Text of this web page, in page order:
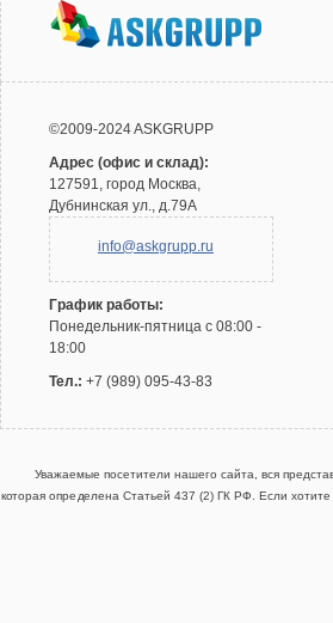
©2009-2024 ASKGRUPP
Адрес (офис и склад):
127591, город Москва,
Дубнинская ул., д.79А
info@askgrupp.ru
График работы:
Понедельник-пятница с 08:00 -
18:00
Тел.: +7 (989) 095-43-83
Уважаемые посетители нашего сайта, вся
которая определена Статьей 437 (2) ГК РФ. Если